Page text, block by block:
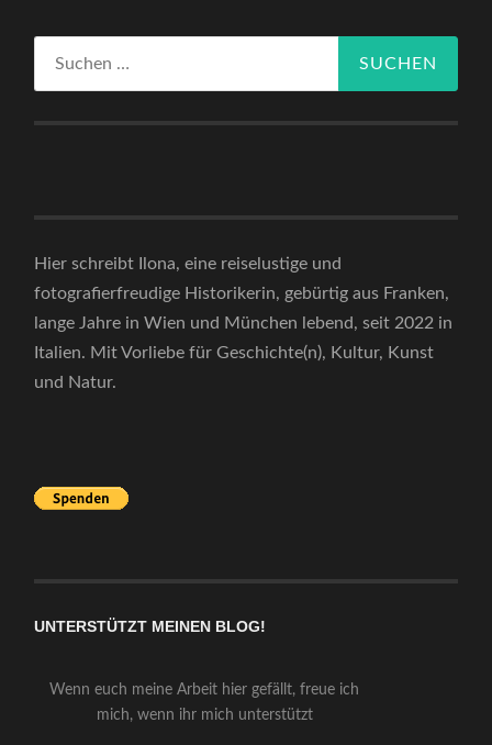
Hier schreibt Ilona, eine reiselustige und
fotografierfreudige Historikerin, gebürtig aus Franken,
lange Jahre in Wien und München lebend, seit 2022 in
Italien. Mit Vorliebe für Geschichte(n), Kultur, Kunst
und Natur.
UNTERSTÜTZT MEINEN BLOG!
Wenn euch meine Arbeit hier gefällt, freue ich
mich, wenn ihr mich unterstützt